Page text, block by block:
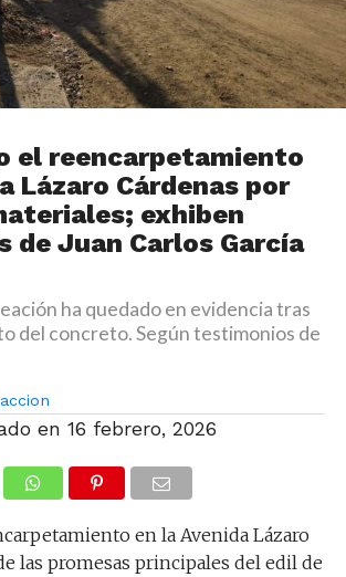
el reencarpetamiento
Lázaro Cárdenas por
exhiben
de Juan Carlos García
ha quedado en evidencia tras
del concreto. Según testimonios de
en 16 febrero, 2026
en la Avenida Lázaro
las promesas principales del edil de